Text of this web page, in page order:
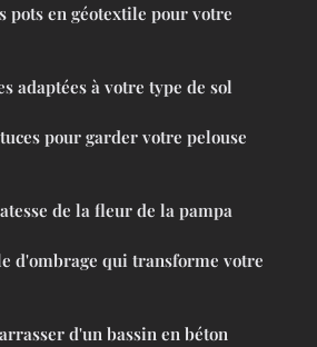
pots en géotextile pour votre
adaptées à votre type de sol
pour garder votre pelouse
de la fleur de la pampa
d'ombrage qui transforme votre
d'un bassin en béton